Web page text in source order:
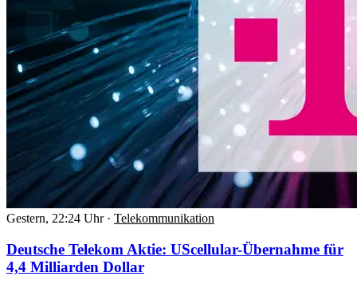
Gestern, 22:24 Uhr · Telekommunikation
Deutsche Telekom Aktie: UScellular-Übernahme für
4,4 Milliarden Dollar